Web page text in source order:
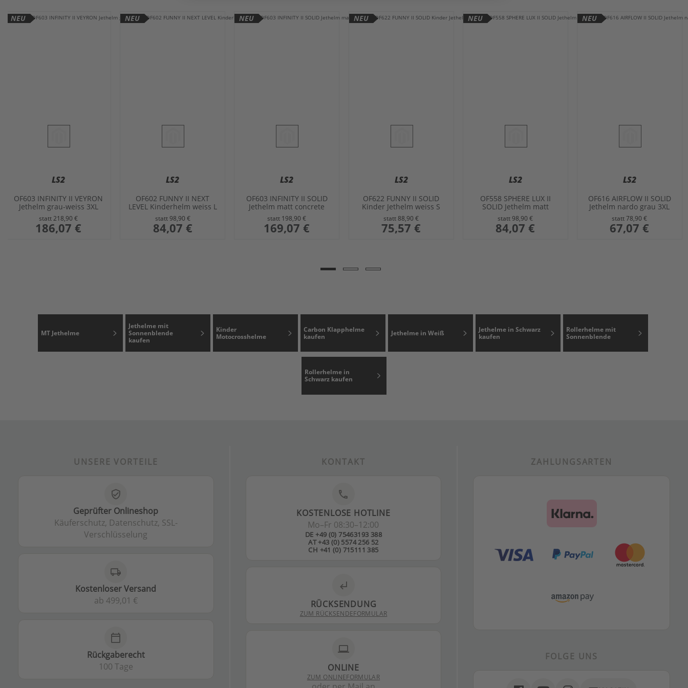
NEU
LS2
OF603 INFINITY II VEYRON
Jethelm grau-weiss 3XL
statt218,90 €
sonderangebot
186,07 €
NEU
LS2
OF602 FUNNY II NEXT
LEVEL Kinderhelm weiss L
statt98,90 €
sonderangebot
84,07 €
NEU
LS2
OF603 INFINITY II SOLID
Jethelm matt concrete
grau 3XL
statt 198,90 €
sonderangebot
169,07 €
NEU
LS2
OF622 FUNNY II SOLID
Kinder Jethelm weiss S
statt88,90 €
sonderangebot
75,57 €
NEU
LS2
OF558 SPHERE LUX II
SOLID Jethelm matt
titanium L
statt98,90 €
sonderangebot
84,07 €
NEU
LS2
OF616 AIRFLOW II SOLID
Jethelm nardo grau 3XL
statt78,90 €
sonderangebot
67,07 €
MT Jethelme
Jethelme mit
Sonnenblende
kaufen
Kinder
Motocrosshelme
Carbon Klapphelme
kaufen
Jethelme in Weiß
Jethelme in Schwarz
kaufen
Rollerhelme mit
Sonnenblende
Rollerhelme in
Schwarz kaufen
UNSERE VORTEILE
verified_user
Geprüfter Onlineshop
Käuferschutz, Datenschutz, SSL-
Verschlüsselung
local_shipping
Kostenloser Versand
ab 499,01 €
calendar_today
Rückgaberecht
100 Tage
KONTAKT
phone
KOSTENLOSE HOTLINE
Mo–Fr 08:30–12:00
DE +49 (0) 75463193 388
AT +43 (0) 5574 256 52
CH +41 (0) 715111 385
subdirectory_arrow_left
RÜCKSENDUNG
ZUM RÜCKSENDEFORMULAR
laptop
ONLINE
ZUM ONLINEFORMULAR
ZAHLUNGSARTEN
FOLGE UNS